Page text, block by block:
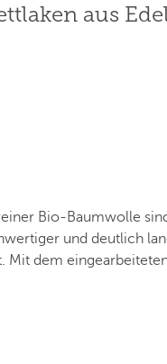
aus
Bio-Baumwolle
und deutlich
dem